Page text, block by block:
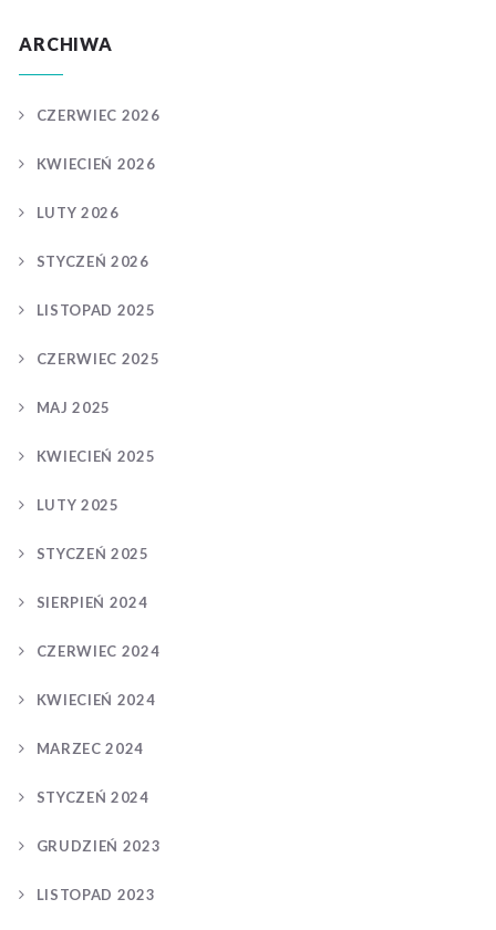
ARCHIWA
CZERWIEC 2026
KWIECIEŃ 2026
LUTY 2026
STYCZEŃ 2026
LISTOPAD 2025
CZERWIEC 2025
MAJ 2025
KWIECIEŃ 2025
LUTY 2025
STYCZEŃ 2025
SIERPIEŃ 2024
CZERWIEC 2024
KWIECIEŃ 2024
MARZEC 2024
STYCZEŃ 2024
GRUDZIEŃ 2023
LISTOPAD 2023